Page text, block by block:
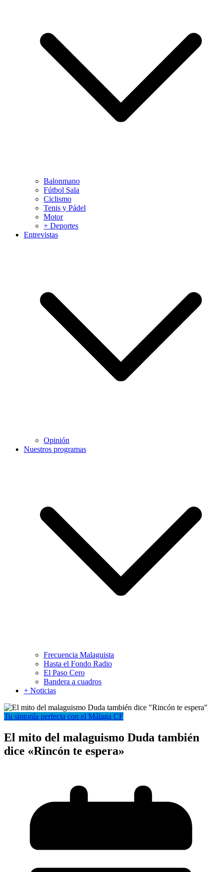
Balonmano
Fútbol Sala
Ciclismo
Tenis y Pádel
Motor
+ Deportes
Entrevistas
Opinión
Nuestros programas
Frecuencia Malaguista
Hasta el Fondo Radio
El Paso Cero
Bandera a cuadros
+ Noticias
Tu sintonía perfecta con el Málaga CF
El mito del malaguismo Duda también
dice «Rincón te espera»